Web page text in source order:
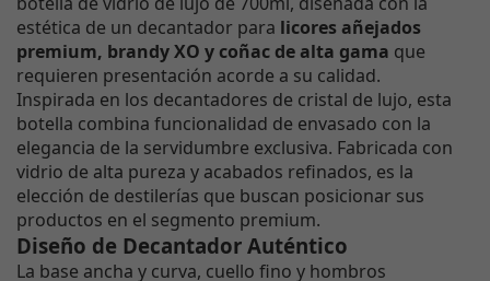
estética de un decantador para licores añejados
premium, brandy XO y coñac de alta gama que
requieren presentación acorde a su calidad.
Inspirada en los decantadores de cristal de lujo, esta
botella combina funcionalidad de envasado con la
elegancia de la servidumbre exclusiva. Fabricada con
vidrio de alta pureza y acabados refinados, es la
elección de destilerías que buscan posicionar sus
productos en el segmento premium.
Diseño de Decantador Auténtico
La base ancha y curva, cuello fino y hombros